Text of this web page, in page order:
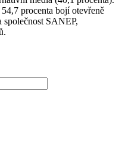
procenta bojí otevřeně
SANEP,